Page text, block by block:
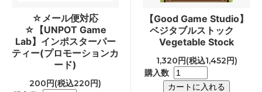
☆メール便対応
☆【UNPOT Game
Lab】インポスターパー
ティー(プロモーションカ
ード)
200円(税込220円)
【Good Game Studio】
ベジタブルストック
Vegetable Stock
1,320円(税込1,452円)
購入数